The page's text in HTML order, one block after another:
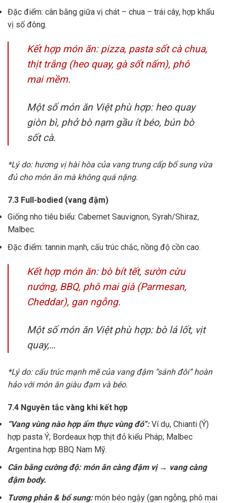
Đặc điểm: cân bằng giữa vị chát – chua – trái cây, hợp khẩu
vị số đông.
Kết hợp món ăn: pizza, pasta sốt cà chua,
thịt trắng (heo quay, gà sốt nấm), phô
mai mềm.
Một số món ăn Việt phù hợp: heo quay
giòn bì, phở bò nạm gầu ít béo, bún bò
sốt cà.
*Lý do: hương vị hài hòa của vang trung cấp bổ sung vừa
đủ cho món ăn mà không quá nặng.
7.3 Full-bodied (vang đậm)
Giống nho tiêu biểu: Cabernet Sauvignon, Syrah/Shiraz,
Malbec.
Đặc điểm: tannin mạnh, cấu trúc chắc, nồng độ cồn cao.
Kết hợp món ăn: bò bít tết, sườn cừu
nướng, BBQ, phô mai già (Parmesan,
Cheddar), gan ngỗng.
Một số món ăn Việt phù hợp: bò lá lốt, vịt
quay,…
*Lý do: cấu trúc mạnh mẽ của vang đậm “sánh đôi” hoàn
hảo với món ăn giàu đạm và béo.
7.4 Nguyên tắc vàng khi kết hợp
“Vang vùng nào hợp ẩm thực vùng đó”:Ví dụ, Chianti (Ý)
hợp pasta Ý; Bordeaux hợp thịt đỏ kiểu Pháp; Malbec
Argentina hợp BBQ Nam Mỹ.
Cân bằng cường độ: món ăn càng đậm vị → vang càng
đậm body.
Tương phản & bổ sung:món béo ngậy (gan ngỗng, phô mai